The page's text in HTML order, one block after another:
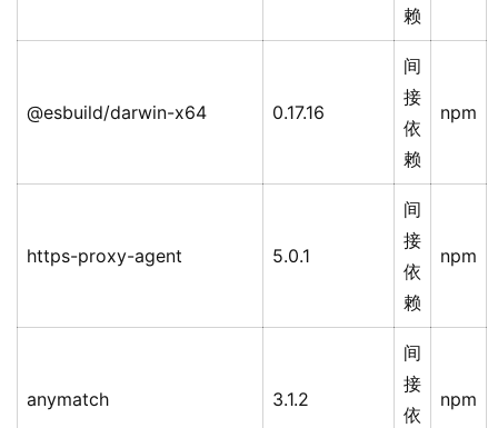
赖
@esbuild/darwin-x64 0.17.16
间
接
依
赖
npm
https-proxy-agent 5.0.1
间
接
依
赖
npm
anymatch 3.1.2
间
接
依
npm